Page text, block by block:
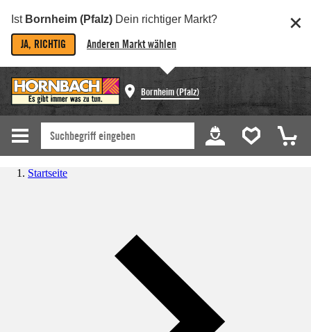
Ist Bornheim (Pfalz) Dein richtiger Markt?
JA, RICHTIG Anderen Markt wählen
Bornheim (Pfalz)
Startseite